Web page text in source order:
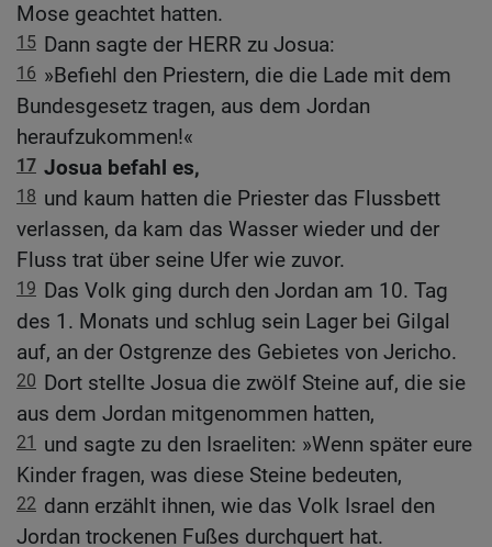
Mose geachtet hatten.
15 Dann sagte der HERR zu Josua:
16 »Befiehl den Priestern, die die Lade mit dem
Bundesgesetz tragen, aus dem Jordan
heraufzukommen!«
17 Josua befahl es,
18 und kaum hatten die Priester das Flussbett
verlassen, da kam das Wasser wieder und der
Fluss trat über seine Ufer wie zuvor.
19 Das Volk ging durch den Jordan am 10. Tag
des 1. Monats und schlug sein Lager bei Gilgal
auf, an der Ostgrenze des Gebietes von Jericho.
20 Dort stellte Josua die zwölf Steine auf, die sie
aus dem Jordan mitgenommen hatten,
21
und sagte zu den Israeliten: »Wenn später eure
Kinder fragen, was diese Steine bedeuten,
22 dann erzählt ihnen, wie das Volk Israel den
Jordan trockenen Fußes durchquert hat.